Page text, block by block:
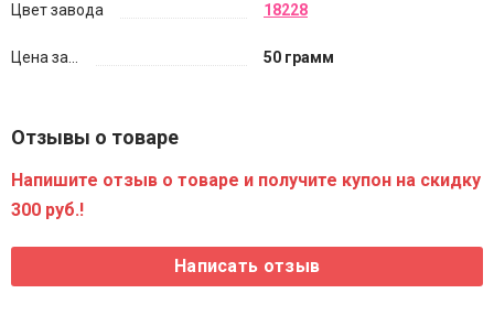
Цвет завода 18228
Цена за... 50 грамм
Отзывы о товаре
Напишите отзыв о товаре и получите купон на скидку
300 руб.!